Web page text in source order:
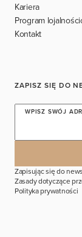
Kariera
Program
Kontakt
ZAPISZ SIĘ DO
WPISZ SWÓJ
Zapisując się do
Zasady dotyczące
Polityka prywatności